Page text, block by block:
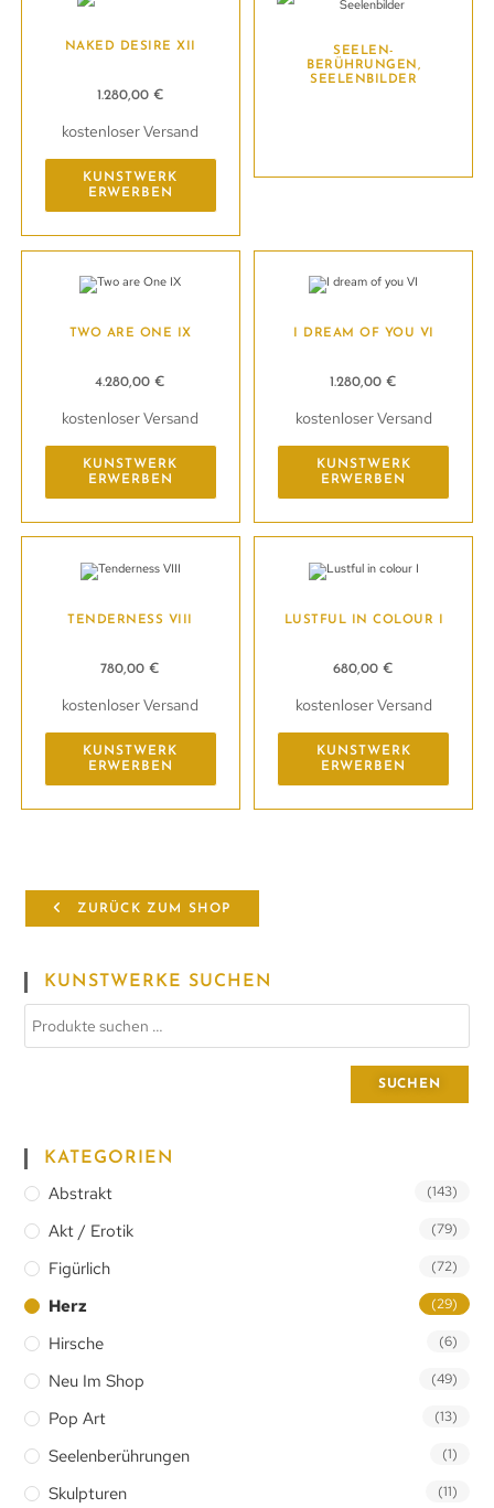
NAKED DESIRE XII
1.280,00 €
kostenloser Versand
KUNSTWERK
ERWERBEN
SEELEN-
BERÜHRUNGEN,
SEELENBILDER
TWO ARE ONE IX
4.280,00€
kostenloser Versand
KUNSTWERK
ERWERBEN
I DREAM OF YOU VI
1.280,00€
kostenloser Versand
KUNSTWERK
ERWERBEN
TENDERNESS VIII
780,00€
kostenloser Versand
KUNSTWERK
ERWERBEN
LUSTFUL IN COLOUR I
680,00€
kostenloser Versand
KUNSTWERK
ERWERBEN
ZURÜCK ZUM SHOP
KUNSTWERKE SUCHEN
SUCHEN
KATEGORIEN
Abstrakt (143)
Akt / Erotik (79)
Figürlich (72)
Herz (29)
Hirsche (6)
Neu Im Shop (49)
Pop Art (13)
Seelenberührungen (1)
Skulpturen (11)